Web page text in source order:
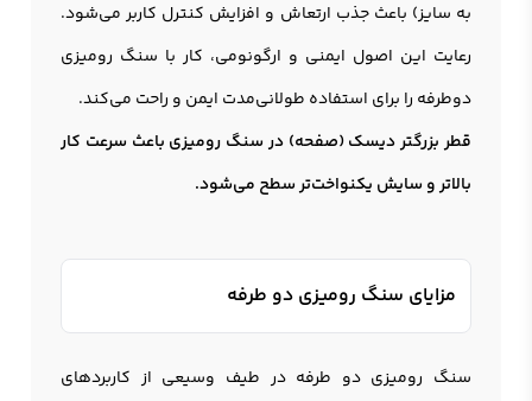
به سایز) باعث جذب ارتعاش و افزایش کنترل کاربر می‌شود.
رعایت این اصول ایمنی و ارگونومی، کار با سنگ روميزی
دوطرفه را برای استفاده طولانی‌مدت ایمن و راحت می‌کند.
قطر بزرگتر دیسک (صفحه) در سنگ رومیزی باعث سرعت کار
بالاتر و سایش یکنواخت‌تر سطح می‌شود.
مزایای سنگ رومیزی دو طرفه
سنگ رومیزی دو طرفه در طیف وسیعی از کاربردهای